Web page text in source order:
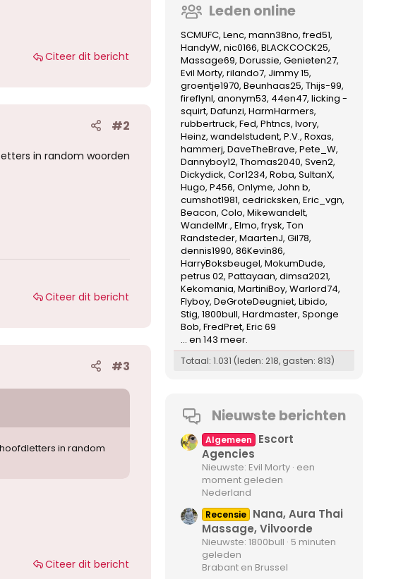
Citeer dit bericht
#2
in random woorden
Citeer dit bericht
#3
in random
Citeer dit bericht
Leden online
SCMUFC Lenc mann38no fred51
HandyW nic0166 BLACKCOCK25
Massage69 Dorussie Genieten27
Evil Morty rilando7 Jimmy 15
groentje1970 Beunhaas25 Thijs-99
fireflynl anonym53 44en47 licking -
squirt Dafunzi HarmHarmers
rubbertruck Fed Phtncs Ivory
Heinz wandelstudent P.V. Roxas
hammerj DaveTheBrave Pete_W
Dannyboy12 Thomas2040 Sven2
Dickydick Cor1234 Roba SultanX
Hugo P456 Onlyme John b
cumshot1981 cedricksken Eric_vgn
Beacon Colo Mikewandelt
WandelMr. Elmo frysk Ton
Randsteder MaartenJ Gil78
dennis1990 86Kevin86
HarryBoksbeugel MokumDude
petrus 02 Pattayaan dimsa2021
Kekomania MartiniBoy Warlord74
Flyboy DeGroteDeugniet Libido
Stig 1800bull Hardmaster Sponge
Bob FredPret Eric 69
... en 143 meer.
Totaal: 1.031 (leden: 218, gasten: 813)
Nieuwste berichten
Algemeen
Escort
Agencies
Nieuwste: Evil Morty een
moment geleden
Nederland
Recensie Nana, Aura Thai
Massage, Vilvoorde
Nieuwste: 1800bull 5 minuten
geleden
Brabant en Brussel